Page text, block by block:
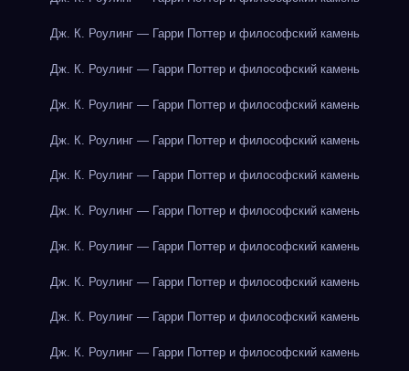
Дж. К. Роулинг — Гарри Поттер и философский камень
Дж. К. Роулинг — Гарри Поттер и философский камень
Дж. К. Роулинг — Гарри Поттер и философский камень
Дж. К. Роулинг — Гарри Поттер и философский камень
Дж. К. Роулинг — Гарри Поттер и философский камень
Дж. К. Роулинг — Гарри Поттер и философский камень
Дж. К. Роулинг — Гарри Поттер и философский камень
Дж. К. Роулинг — Гарри Поттер и философский камень
Дж. К. Роулинг — Гарри Поттер и философский камень
Дж. К. Роулинг — Гарри Поттер и философский камень